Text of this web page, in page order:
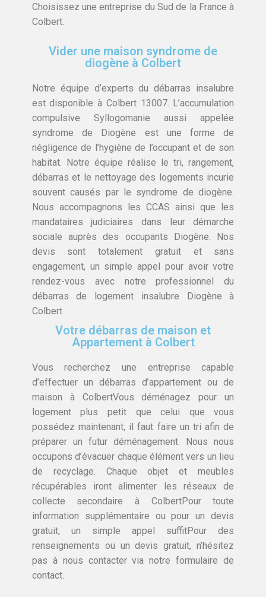
Choisissez une entreprise du Sud de la France à
Colbert.
Vider une maison syndrome de
diogène à Colbert
Notre équipe d’experts du débarras insalubre
est disponible à Colbert 13007. L’accumulation
compulsive Syllogomanie aussi appelée
syndrome de Diogène est une forme de
négligence de l’hygiène de l’occupant et de son
habitat. Notre équipe réalise le tri, rangement,
débarras et le nettoyage des logements incurie
souvent causés par le syndrome de diogène.
Nous accompagnons les CCAS ainsi que les
mandataires judiciaires dans leur démarche
sociale auprès des occupants Diogène. Nos
devis sont totalement gratuit et sans
engagement, un simple appel pour avoir votre
rendez-vous avec notre professionnel du
débarras de logement insalubre Diogène à
Colbert
Votre débarras de maison et
Appartement à Colbert
Vous recherchez une entreprise capable
d’effectuer un débarras d’appartement ou de
maison à ColbertVous déménagez pour un
logement plus petit que celui que vous
possédez maintenant, il faut faire un tri afin de
préparer un futur déménagement. Nous nous
occupons d’évacuer chaque élément vers un lieu
de recyclage. Chaque objet et meubles
récupérables iront alimenter les réseaux de
collecte secondaire à ColbertPour toute
information supplémentaire ou pour un devis
gratuit, un simple appel suffitPour des
renseignements ou un devis gratuit, n’hésitez
pas à nous contacter via notre formulaire de
contact.